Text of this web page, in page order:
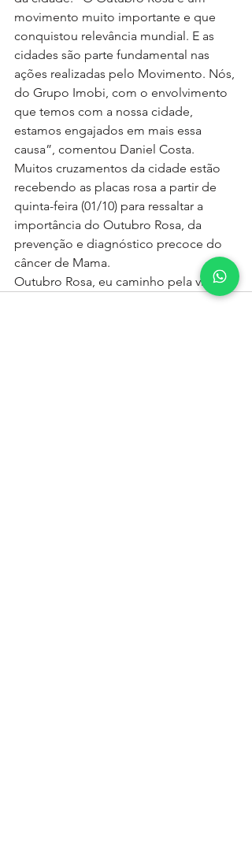
movimento muito importante e que
conquistou relevância mundial. E as
cidades são parte fundamental nas
ações realizadas pelo Movimento. Nós,
do Grupo Imobi, com o envolvimento
que temos com a nossa cidade,
estamos engajados em mais essa
causa”, comentou Daniel Costa.
Muitos cruzamentos da cidade estão
recebendo as placas rosa a partir de
quinta-feira (01/10) para ressaltar a
importância do Outubro Rosa, da
prevenção e diagnóstico precoce do
câncer de Mama.
Outubro Rosa, eu caminho pela vida.